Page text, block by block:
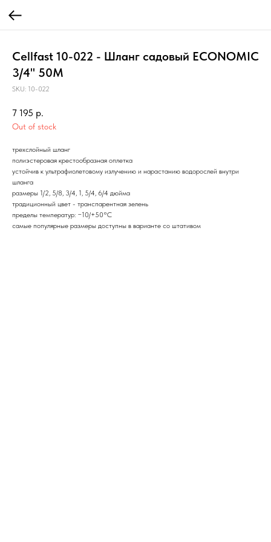
Cellfast 10-022 - Шланг садовый ECONOMIC
3/4" 50M
SKU: 10-022
7 195 р.
Out of stock
трехслойный шланг
полиэстеровая крестообразная оплетка
устойчив к ультрафиолетовому излучению и нарастанию водорослей внутри
шланга
размеры 1/2, 5/8, 3/4, 1, 5/4, 6/4 дюйма
традиционный цвет - транспарентная зелень
пределы температур: −10/+50°С
самые популярные размеры доступны в варианте со штативом